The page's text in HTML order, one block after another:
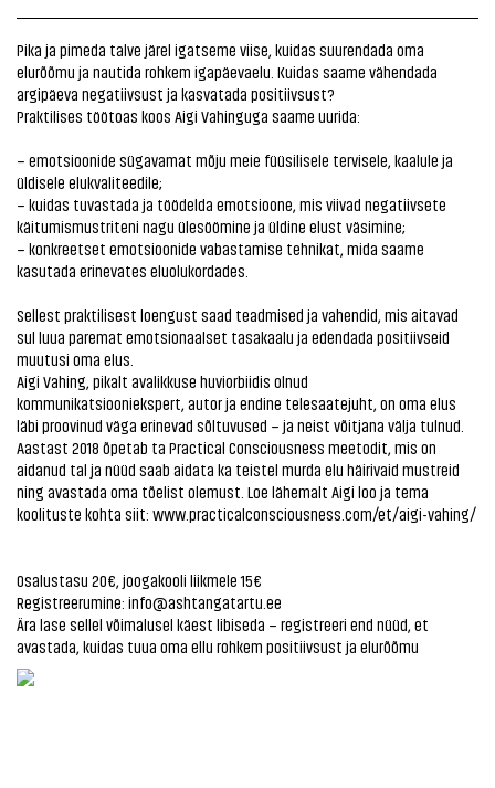
Pika ja pimeda talve järel igatseme viise, kuidas suurendada oma
elurõõmu ja nautida rohkem igapäevaelu. Kuidas saame vähendada
argipäeva negatiivsust ja kasvatada positiivsust?
Praktilises töötoas koos Aigi Vahinguga saame uurida:
– emotsioonide sügavamat mõju meie füüsilisele tervisele, kaalule ja
üldisele elukvaliteedile;
– kuidas tuvastada ja töödelda emotsioone, mis viivad negatiivsete
käitumismustriteni nagu ülesöömine ja üldine elust väsimine;
– konkreetset emotsioonide vabastamise tehnikat, mida saame
kasutada erinevates eluolukordades.
Sellest praktilisest loengust saad teadmised ja vahendid, mis aitavad
sul luua paremat emotsionaalset tasakaalu ja edendada positiivseid
muutusi oma elus.
Aigi Vahing, pikalt avalikkuse huviorbiidis olnud
kommunikatsiooniekspert, autor ja endine telesaatejuht, on oma elus
läbi proovinud väga erinevad sõltuvused – ja neist võitjana välja tulnud.
Aastast 2018 õpetab ta Practical Consciousness meetodit, mis on
aidanud tal ja nüüd saab aidata ka teistel murda elu häirivaid mustreid
ning avastada oma tõelist olemust. Loe lähemalt Aigi loo ja tema
koolituste kohta siit: www.practicalconsciousness.com/et/aigi-vahing/
Osalustasu 20€, joogakooli liikmele 15€
Registreerumine: info@ashtangatartu.ee
Ära lase sellel võimalusel käest libiseda – registreeri end nüüd, et
avastada, kuidas tuua oma ellu rohkem positiivsust ja elurõõmu